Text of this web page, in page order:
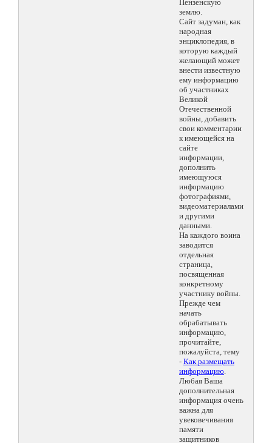
Пензенскую
землю.
Сайт задуман, как
народная
энциклопедия, в
которую каждый
желающий может
внести известную
ему информацию
об участниках
Великой
Отечественной
войны, добавить
свои комментарии
к имеющейся на
сайте
информации,
дополнить
имеющуюся
информацию
фотографиями,
видеоматериалами
и другими
данными.
На каждого воина
заводится
отдельная
страница,
посвященная
конкретному
участнику войны.
Прежде чем
начать
обрабатывать
информацию,
прочитайте,
пожалуйста, тему
- Как размещать
информацию.
Любая Ваша
дополнительная
информация очень
важна для
увековечивания
памяти
защитников